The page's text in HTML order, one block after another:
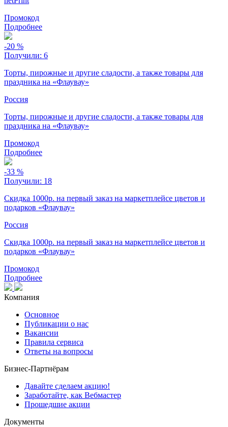
Промокод
Подробнее
-20 %
Получили: 6
Торты, пирожные и другие сладости, а также товары для
праздника на «Флаувау»
Россия
Торты, пирожные и другие сладости, а также товары для
праздника на «Флаувау»
Промокод
Подробнее
-33 %
Получили: 18
Скидка 1000р. на первый заказ на маркетплейсе цветов и
подарков «Флаувау»
Россия
Скидка 1000р. на первый заказ на маркетплейсе цветов и
подарков «Флаувау»
Промокод
Подробнее
Компания
Основное
Публикации о нас
Вакансии
Правила сервиса
Ответы на вопросы
Бизнес-Партнёрам
Давайте сделаем акцию!
Заработайте, как Вебмастер
Прошедшие акции
Документы